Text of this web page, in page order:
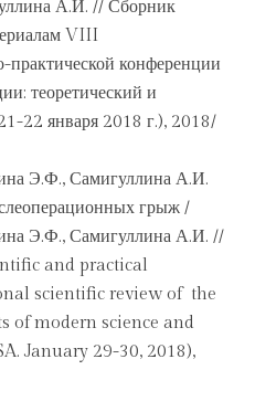
А.И. // Сборник
VIII
конференции
теоретический и
22 января 2018 г.), 2018/
Э.Ф., Самигуллина А.И.
грыж /
Э.Ф., Самигуллина А.И. //
and practical
scientific review of the
of modern science and
January 29-30, 2018),